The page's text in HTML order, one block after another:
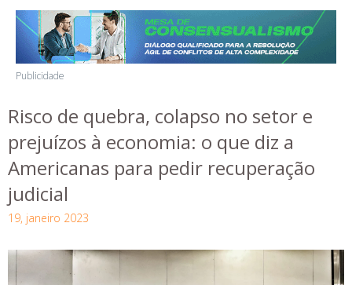
Publicidade
Risco de quebra, colapso no setor e
prejuízos à economia: o que diz a
Americanas para pedir recuperação
judicial
19, janeiro 2023